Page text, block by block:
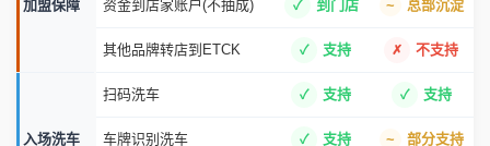
ETCK与竞品功能对比
类别 功能
勒/磁力
品牌